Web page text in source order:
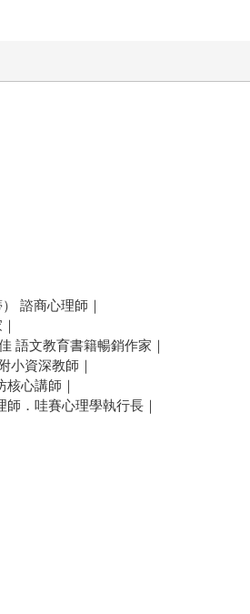
諮商心理師｜
語文教育書籍暢銷作家｜
小資深教師｜
心講師｜
．哇賽心理學執行長｜